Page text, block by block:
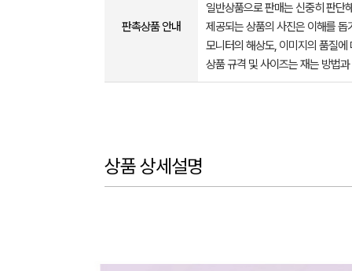
판촉상품 안내
일반상품으로 판매는 신중히 판단
제공되는 상품의 사진은 이해를
모니터의 해상도, 이미지의 품질
상품 규격 및 사이즈는 재는 방법
상품 상세설명